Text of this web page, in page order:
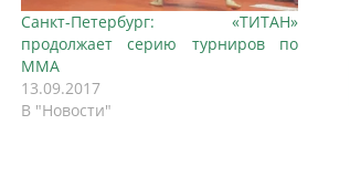
Санкт-Петербург: «ТИТАН»
продолжает серию турниров по
ММА
13.09.2017
В "Новости"